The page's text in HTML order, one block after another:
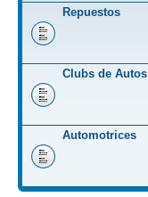
Repuestos
Clubs de Autos
Automotrices